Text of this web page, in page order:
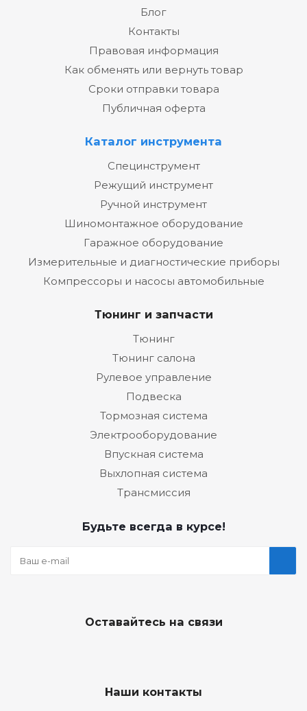
Блог
Контакты
Правовая информация
Как обменять или вернуть товар
Сроки отправки товара
Публичная оферта
Каталог инструмента
Специнструмент
Режущий инструмент
Ручной инструмент
Шиномонтажное оборудование
Гаражное оборудование
Измерительные и диагностические приборы
Компрессоры и насосы автомобильные
Тюнинг и запчасти
Тюнинг
Тюнинг салона
Рулевое управление
Подвеска
Тормозная система
Электрооборудование
Впускная система
Выхлопная система
Трансмиссия
Будьте всегда в курсе!
Оставайтесь на связи
Наши контакты